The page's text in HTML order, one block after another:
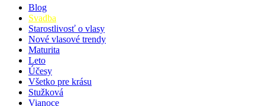
Blog
Svadba
Starostlivosť o vlasy
Nové vlasové trendy
Maturita
Leto
Účesy
Všetko pre krásu
Stužková
Vianoce